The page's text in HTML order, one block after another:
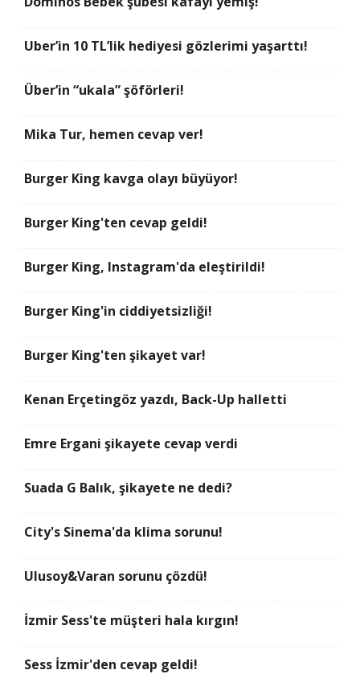
Uber’in 10 TL’lik hediyesi gözlerimi yaşarttı!
Über’in “ukala” şöförleri!
Mika Tur, hemen cevap ver!
Burger King kavga olayı büyüyor!
Burger King'ten cevap geldi!
Burger King, Instagram'da eleştirildi!
Burger King'in ciddiyetsizliği!
Burger King'ten şikayet var!
Kenan Erçetingöz yazdı, Back-Up halletti
Emre Ergani şikayete cevap verdi
Suada G Balık, şikayete ne dedi?
City's Sinema'da klima sorunu!
Ulusoy&Varan sorunu çözdü!
İzmir Sess'te müşteri hala kırgın!
Sess İzmir'den cevap geldi!